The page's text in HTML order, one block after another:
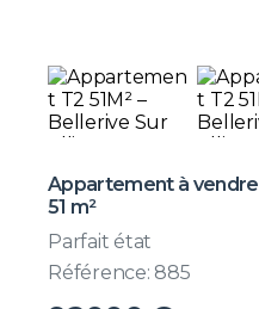
Appartement à vendre
51 m²
Parfait état
Référence: 885